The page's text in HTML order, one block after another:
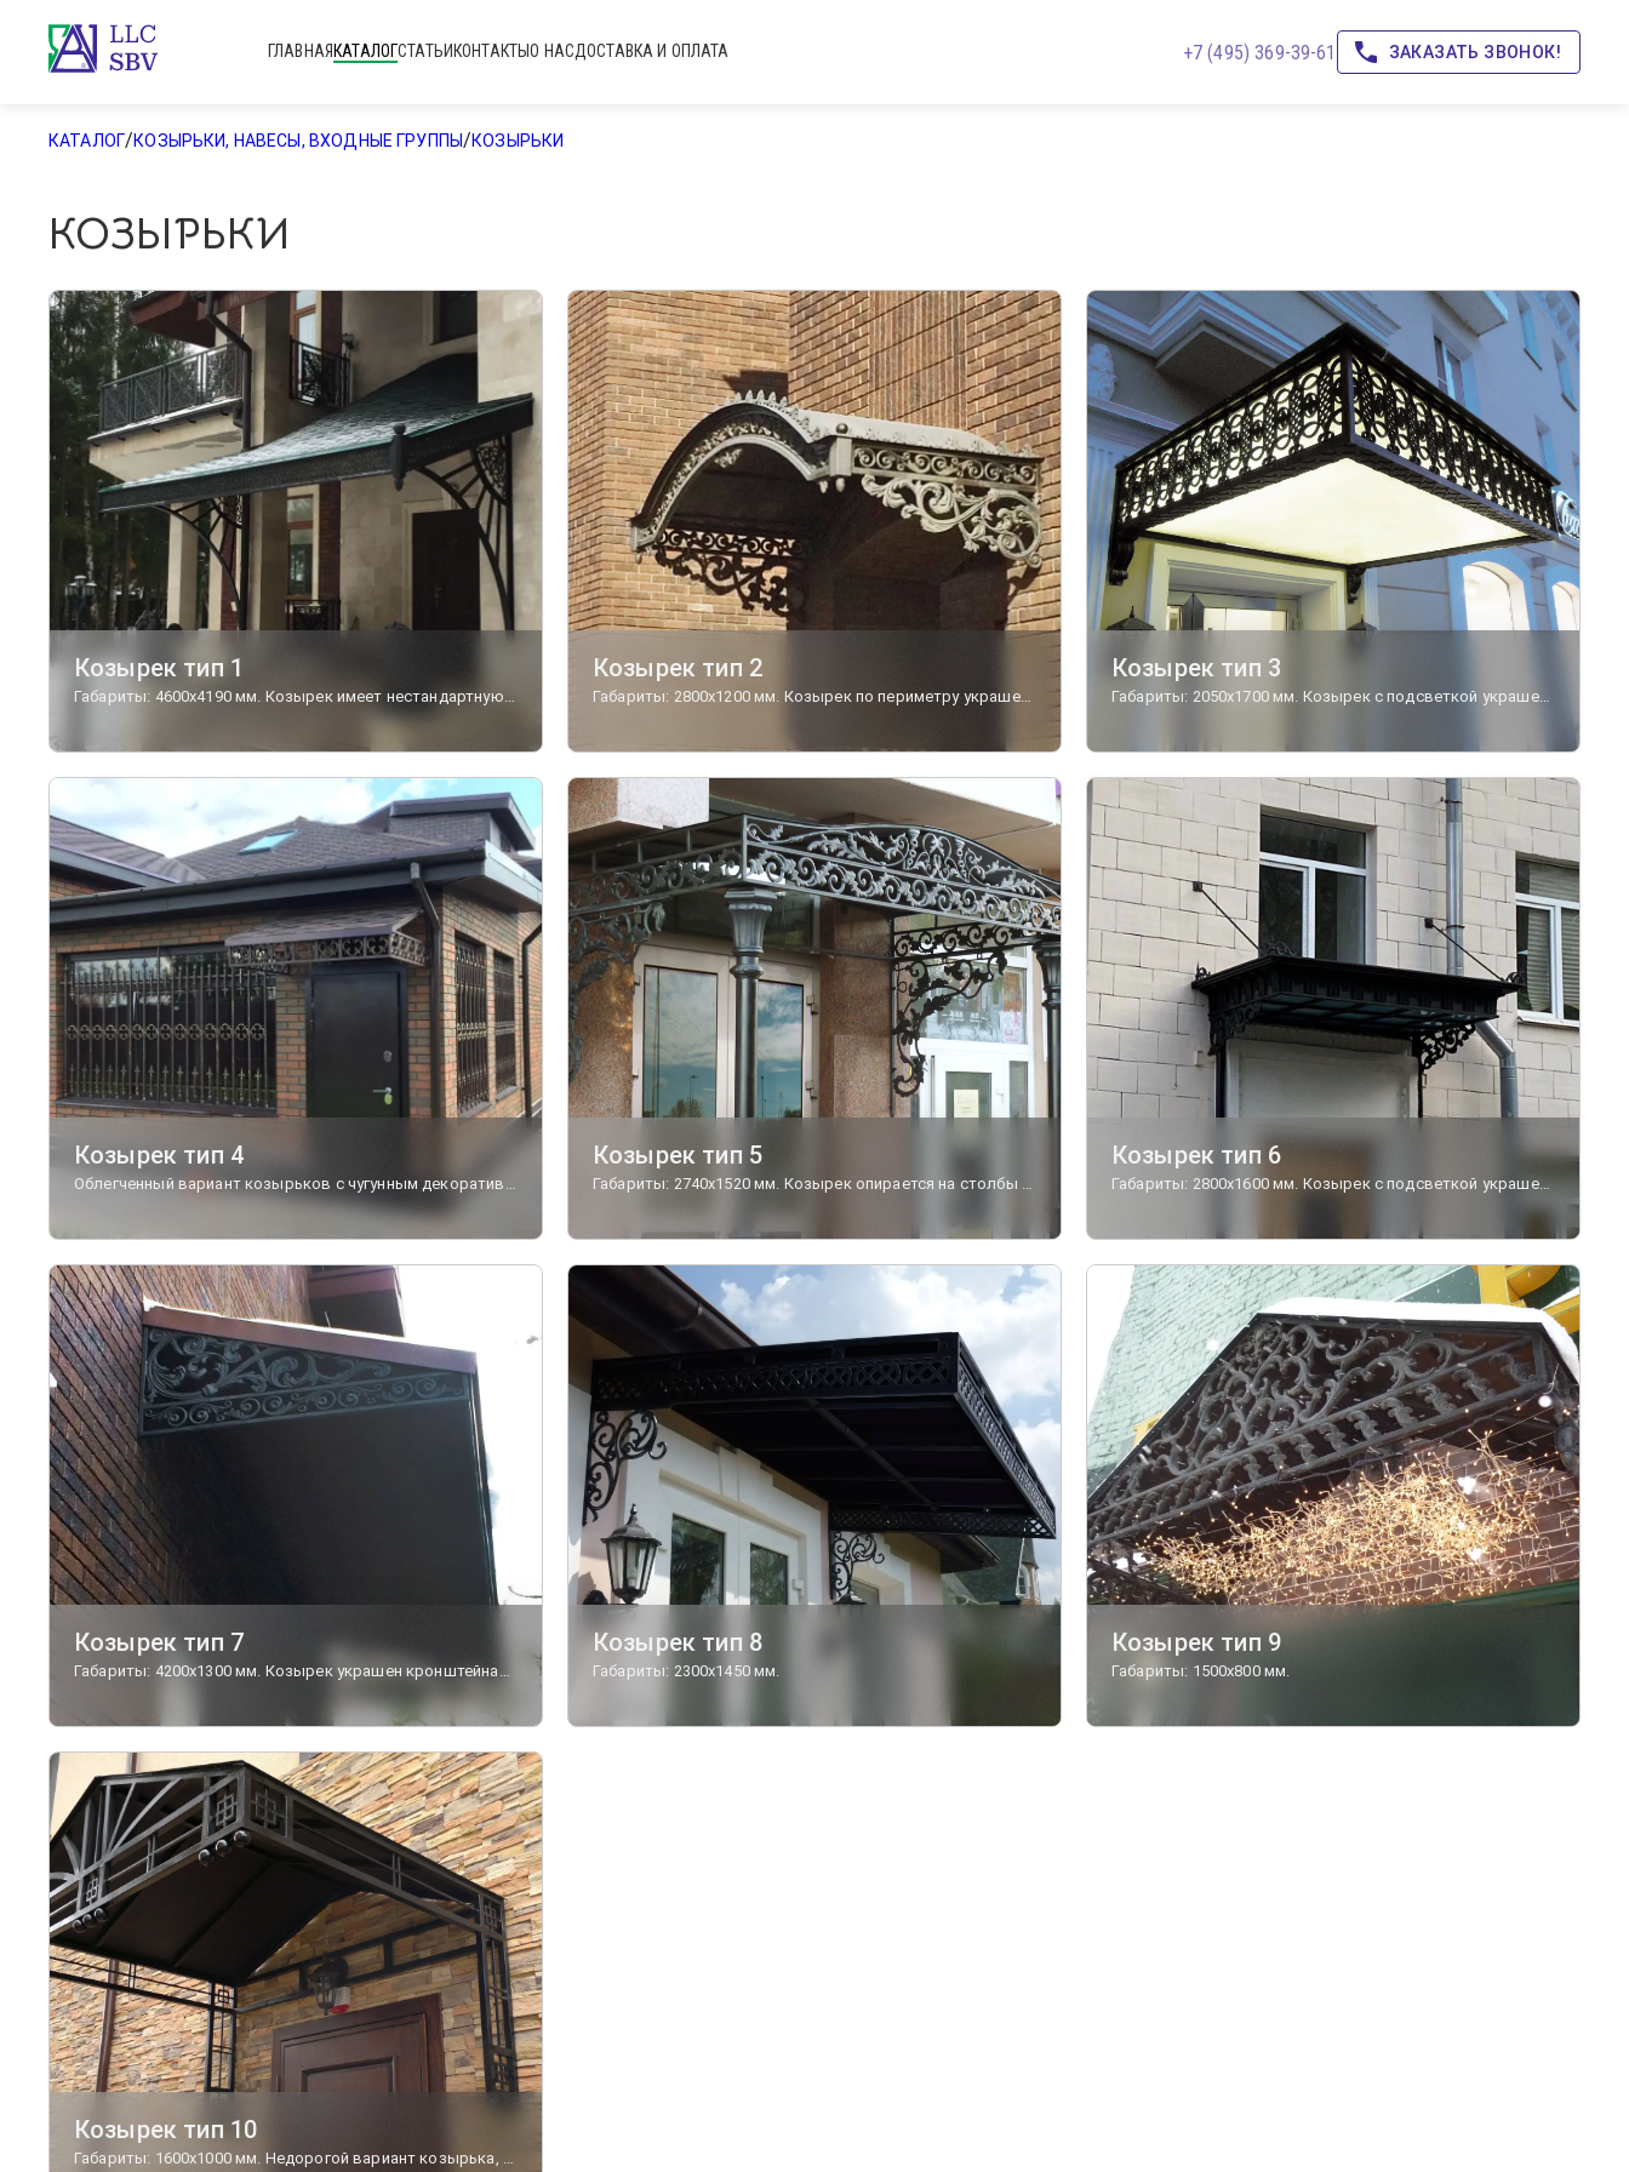
ГЛАВНАЯ КАТАЛОГСТАТЬИ КОНТАКТЫО НАСДОСТАВКА И ОПЛАТА +7 (495) 369-39-61 ЗАКАЗАТЬ ЗВОНОК!
КАТАЛОГ/КОЗЫРЬКИ, НАВЕСЫ, ВХОДНЫЕ ГРУППЫ/КОЗЫРЬКИ
КОЗЫРЬКИ
Козырек тип 1
Габариты: 4600х4190 мм. Козырек имеет нестандартную форму крыши. По фронтальной и боковым сторонам обрамлен фризом с чугунными декорами. Поддерживают козырек литосварные кронштейны с флористическим орнаментом.
Козырек тип 2
Габариты: 2800х1200 мм. Козырек по периметру украшен фризами с чугунными декорами, дополняют изделие кронштейны "Прованс" малые.
Козырек тип 3
Габариты: 2050х1700 мм. Козырек с подсветкой украшен чугунным фризом, чугунными пластинами по периметру снизу и чугунными кронштейнами "Витрувий". Кровля выполнена из стального листа с лючками для возможности замены световых элементов. Козырек, представленный на фото, установлен в г. Смоленск.
Козырек тип 4
Облегченный вариант козырьков с чугунным декоративными элементами в готическом стиле.
Козырек тип 5
Габариты: 2740х1520 мм. Козырек опирается на столбы с чугунными элементами "Опорные" и усилен чугунными кронштейнами "Дубок". Периметр украшен чугунными фризами. Этот козырек вы можете увидеть в г. Брянске.
Козырек тип 6
Габариты: 2800х1600 мм. Козырек с подсветкой украшен чугунными консолями, навершиями и кронштейнами "Прованс".
Козырек тип 7
Габариты: 4200х1300 мм. Козырек украшен кронштейнами "Прованс" малый, а также фризами из чугунных декоративных элементов.
Козырек тип 8
Габариты: 2300х1450 мм.
Козырек тип 9
Габариты: 1500х800 мм.
Козырек тип 10
Габариты: 1600х1000 мм. Недорогой вариант козырька, выполненный полностью из стального металлопроката.